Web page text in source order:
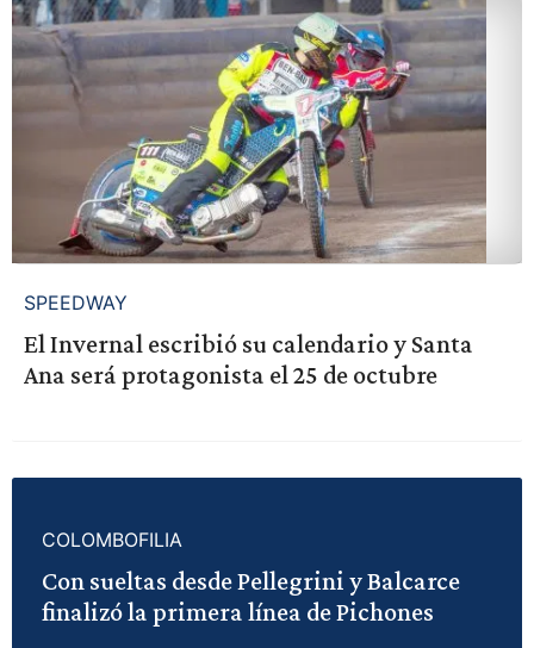
SPEEDWAY
El Invernal escribió su calendario y Santa
Ana será protagonista el 25 de octubre
COLOMBOFILIA
Con sueltas desde Pellegrini y Balcarce
finalizó la primera línea de Pichones